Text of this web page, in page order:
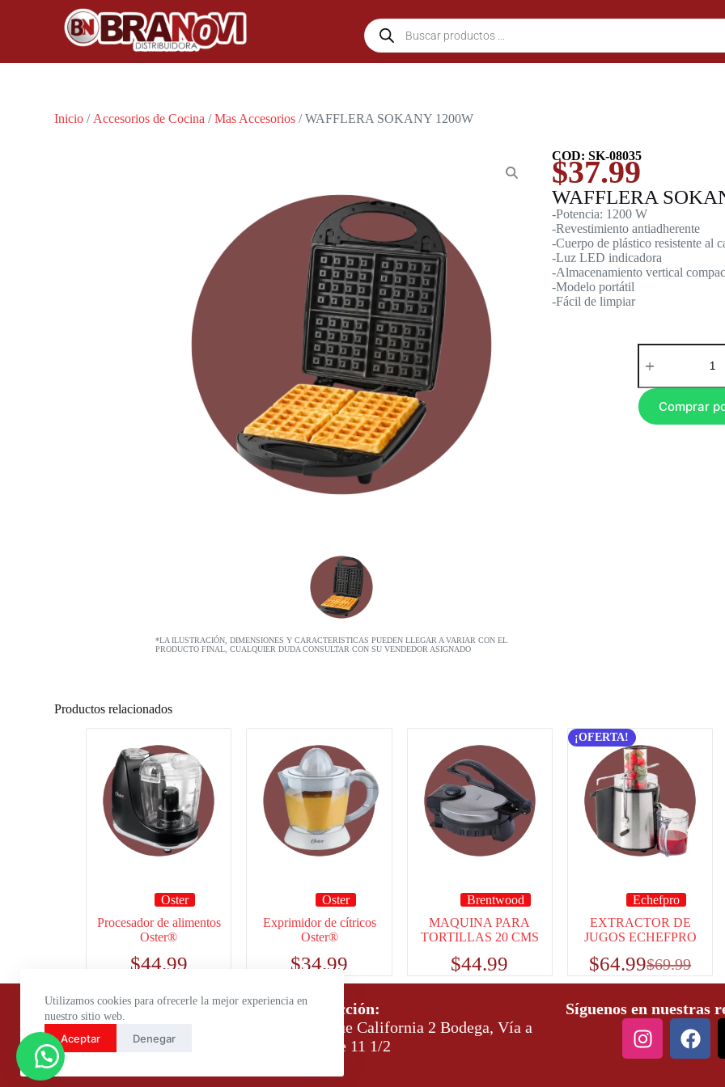
Utilizamos cookies para ofrecerle la mejor experiencia en
nuestro sitio web.
Aceptar Denegar
Inicio / Accesorios de Cocina /Mas Accesorios / WAFFLERA SOKANY 1200W
*LA ILUSTRACIÓN, DIMENSIONES Y CARACTERISTICAS PUEDEN LLEGAR A VARIAR CON EL
PRODUCTO FINAL, CUALQUIER DUDA CONSULTAR CON SU VENDEDOR ASIGNADO
COD: SK-08035
$37.99
WAFFLERA
-Potencia: 1200 W
-Revestimiento antiadherente
-Cuerpo de plástico resistente al
-Luz LED indicadora
-Almacenamiento vertical
-Modelo portátil
-Fácil de limpiar
Comprar
Productos relacionados
Oster
Procesador de alimentos
Oster®
$44.99
Oster
Exprimidor de cítricos
Oster®
$34.99
Brentwood
MAQUINA PARA
TORTILLAS 20 CMS
$44.99
¡OFERTA!
Echefpro
EXTRACTOR DE
JUGOS ECHEFPRO
$69.99
$64.99
Horario de atención:
Lunes a Viernes: 9:00 – 18:00
Sábados: 9:00 – 14:00
Dirección:
Parque California 2 Bodega, Vía a
Daule 11 1/2
Síguenos en nuestras